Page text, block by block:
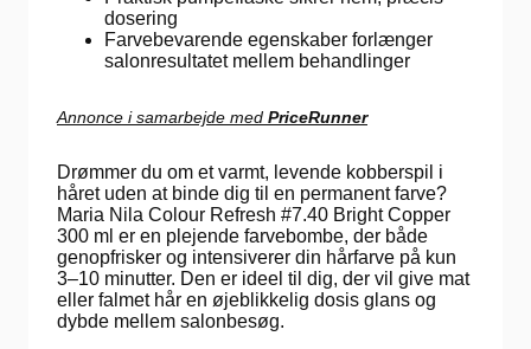
dosering
Farvebevarende egenskaber forlænger
salonresultatet mellem behandlinger
Annonce i samarbejde med PriceRunner
Drømmer du om et varmt, levende kobberspil i
håret uden at binde dig til en permanent farve?
Maria Nila Colour Refresh #7.40 Bright Copper
300 ml er en plejende farvebombe, der både
genopfrisker og intensiverer din hårfarve på kun
3–10 minutter. Den er ideel til dig, der vil give mat
eller falmet hår en øjeblikkelig dosis glans og
dybde mellem salonbesøg.